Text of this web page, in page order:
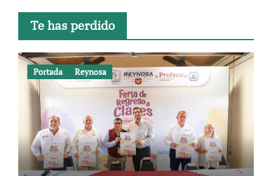
Te has perdido
Portada Reynosa